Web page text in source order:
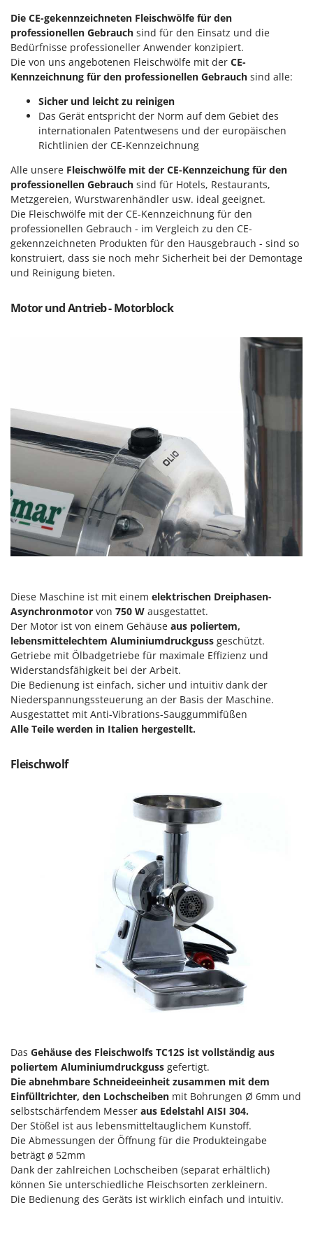
Stäubegeräte für Traktor
Staubsauger - Elektrobesen
T
Teppichreiniger und Teppichbodenreiniger
Thermische und mechanische Unkrautbrenner
Tomatenpressen
Tragbare Powerstationen
Traktor-Heckenscheren mit Ausleger
U
Umfüllpumpen
Umkehrfräsen
V
Vakuumiergeräte
Vogelscheuchen - Vogelabwehr
Wein- und Ölschichtenfilter
Weitere Produkte
Wiesenwalzen für Traktor
Wurstfüller
Z
Zerstäuber
Infaco
Intec
Intex
Iseki
Italyco
ITM
K
KAAZ
Karcher
Kasco
Kemper
Kenwood
Keter
Landxcape
LAR Casalinghi
Linea VZ
Lisam
Lotusgrill
Macom
Macte Ovens
Makita
MAMMAMIA
Marcato
Marina Systems
Master
McCulloch
More than chef
Ninja
Novatec
Novital
NuAir
NuovaFac
O
Officine Savioli
Oliviero
Die CE-gekennzeichneten Fleischwölfe für den
professionellen Gebrauch sind für den Einsatz und die
Bedürfnisse professioneller Anwender konzipiert.
Die von uns angebotenen Fleischwölfe mit der CE-
Kennzeichnung für den professionellen Gebrauch sind alle:
Sicher und leicht zu reinigen
Das Gerät entspricht der Norm auf dem Gebiet des
internationalen Patentwesens und der europäischen
Richtlinien der CE-Kennzeichnung
Alle unsere Fleischwölfe mit der CE-Kennzeichung für den
professionellen Gebrauch sind für Hotels, Restaurants,
Metzgereien, Wurstwarenhändler usw. ideal geeignet.
Die Fleischwölfe mit der CE-Kennzeichnung für den
professionellen Gebrauch - im Vergleich zu den CE-
gekennzeichneten Produkten für den Hausgebrauch - sind so
konstruiert, dass sie noch mehr Sicherheit bei der Demontage
und Reinigung bieten.
Motor und Antrieb - Motorblock
Diese Maschine ist mit einem elektrischen Dreiphasen-
Asynchronmotor von 750 W ausgestattet.
Der Motor ist von einem Gehäuse aus poliertem,
lebensmittelechtem Aluminiumdruckguss geschützt.
Getriebe mit Ölbadgetriebe für maximale Effizienz und
Widerstandsfähigkeit bei der Arbeit.
Die Bedienung ist einfach, sicher und intuitiv dank der
Niederspannungssteuerung an der Basis der Maschine.
Ausgestattet mit Anti-Vibrations-Sauggummifüßen
Alle Teile werden in Italien hergestellt.
Fleischwolf
Das Gehäuse des Fleischwolfs TC12S ist vollständig aus
poliertem Aluminiumdruckguss gefertigt.
Die abnehmbare Schneideeinheit zusammen mit dem
Einfülltrichter, den Lochscheiben mit Bohrungen Ø 6mm und
selbstschärfendem Messer aus Edelstahl AISI 304.
Der Stößel ist aus lebensmitteltauglichem Kunstoff.
Die Abmessungen der Öffnung für die Produkteingabe
beträgt ø 52mm
Dank der zahlreichen Lochscheiben (separat erhältlich)
können Sie unterschiedliche Fleischsorten zerkleinern.
Die Bedienung des Geräts ist wirklich einfach und intuitiv.